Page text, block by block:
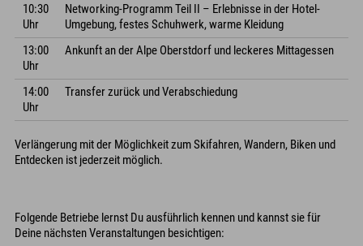
10:30
Uhr
Networking-Programm Teil II – Erlebnisse in der Hotel-
Umgebung, festes Schuhwerk, warme Kleidung
13:00
Uhr
Ankunft an der Alpe Oberstdorf und leckeres Mittagessen
14:00
Uhr
Transfer zurück und Verabschiedung
Verlängerung mit der Möglichkeit zum Skifahren, Wandern, Biken und
Entdecken ist jederzeit möglich.
Folgende Betriebe lernst Du ausführlich kennen und kannst sie für
Deine nächsten Veranstaltungen besichtigen: